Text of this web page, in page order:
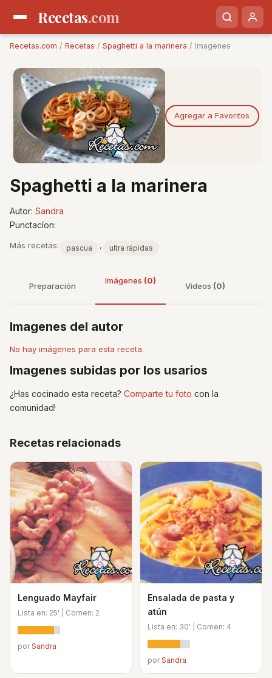
Recetas.com
Recetas.com / Recetas / Spaghetti a la marinera / Imagenes
Agregar a Favoritos
Spaghetti a la marinera
Autor: Sandra
Punctacíon:
Más recetas: pascua , ultra rápidas
Preparación
Imágenes (0)
Videos (0)
Imagenes del autor
No hay imágenes para esta receta.
Imagenes subidas por los usarios
¿Has cocinado esta receta? Comparte tu foto con la
comunidad!
Recetas relacionads
Lenguado Mayfair
Lista en: 25' | Comen: 2
porSandra
Ensalada de pasta y
atún
Lista en: 30' | Comen: 4
porSandra